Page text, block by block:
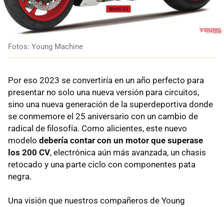
Fotos: Young Machine
Por eso 2023 se convertiría en un año perfecto para
presentar no solo una nueva versión para circuitos,
sino una nueva generación de la superdeportiva donde
se conmemore el 25 aniversario con un cambio de
radical de filosofía. Como alicientes, este nuevo
modelo debería contar con un motor que superase
los 200 CV, electrónica aún más avanzada, un chasis
retocado y una parte ciclo con componentes pata
negra.
Una visión que nuestros compañeros de Young